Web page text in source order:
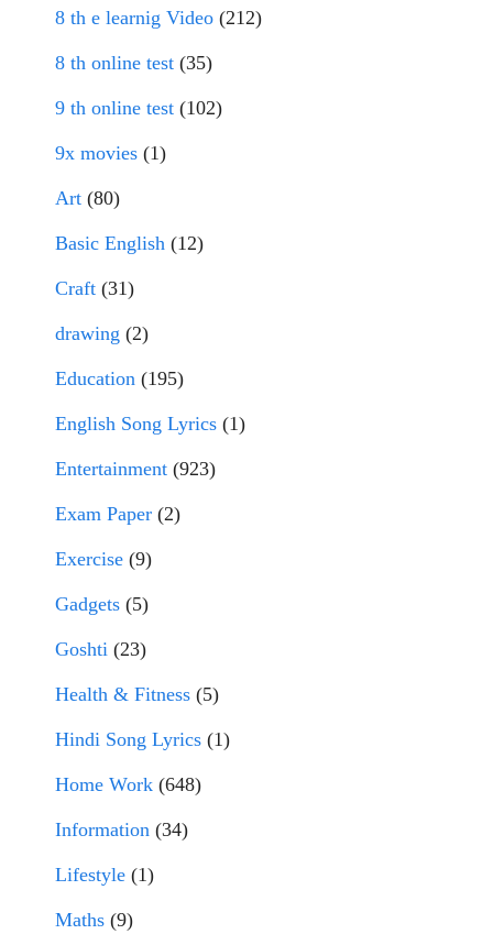
8 th e learnig Video (212)
8 th online test (35)
9 th online test (102)
9x movies (1)
Art (80)
Basic English (12)
Craft (31)
drawing (2)
Education (195)
English Song Lyrics (1)
Entertainment (923)
Exam Paper (2)
Exercise (9)
Gadgets (5)
Goshti (23)
Health & Fitness (5)
Hindi Song Lyrics (1)
Home Work (648)
Information (34)
Lifestyle (1)
Maths (9)